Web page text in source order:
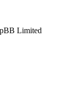
Limited